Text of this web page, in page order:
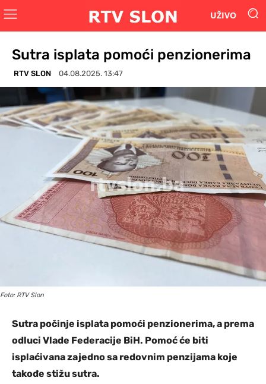
UŽIVO
Sutra isplata pomoći penzionerima
RTV SLON 04.08.2025. 13:47
Foto: RTV Slon
Sutra počinje isplata pomoći penzionerima, a prema
odluci Vlade Federacije BiH. Pomoć će biti
isplaćivana zajedno sa redovnim penzijama koje
takođe stižu sutra.